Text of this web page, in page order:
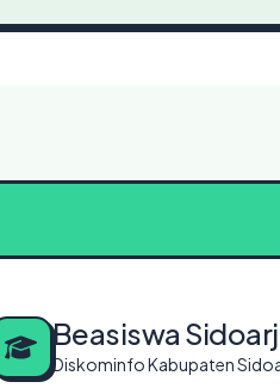
Beasiswa
Diskominfo Kabupaten